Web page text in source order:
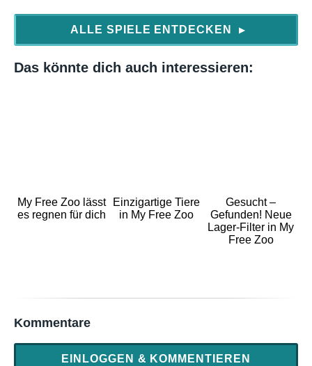
ALLE SPIELE ENTDECKEN ▶
Das könnte dich auch interessieren:
My Free Zoo lässt
es regnen für dich
Einzigartige Tiere
in My Free Zoo
Gesucht –
Gefunden! Neue
Lager-Filter in My
Free Zoo
Kommentare
EINLOGGEN & KOMMENTIEREN